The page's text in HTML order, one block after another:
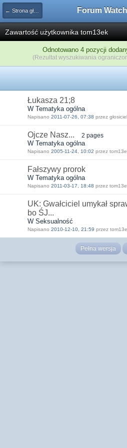
← Strona główna
Zawartość użytkownika tom13ek
Odnotowano 4 pozycji
(Rezultat wyszukiwania
Łukasza 21;8
W Tematyka ogólna
Napisano 2011-07-26, 07:38 przez
Ojcze Nasz... 2 pages
W Tematyka ogólna
Napisano 2005-11-24, 10:02 przez
Fałszywy prorok
W Tematyka ogólna
Napisano 2011-03-17, 18:48 przez
UK: Gwałciciel umykał
bo ŚJ...
W Seksualność
Napisano 2010-12-10, 21:59 przez
Pełna wersja